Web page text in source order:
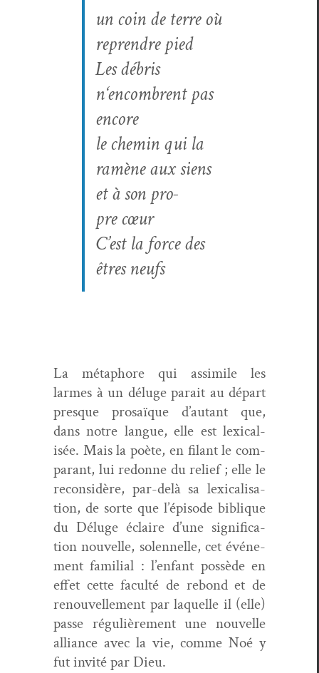
un coin de terre où
repren­dre pied
Les débris
n‘encombrent pas
encore
le chemin qui la
ramène aux siens
et à son pro­
pre cœur
C’est la force des
êtres neufs
La métaphore qui assim­i­le les
larmes à un déluge parait au départ
presque prosaïque d’autant que,
dans notre langue, elle est lex­i­cal­
isée. Mais la poète, en filant le com­
para­nt, lui redonne du relief ; elle le
recon­sid­ère, par-delà sa lex­i­cal­i­sa­
tion, de sorte que l’épisode biblique
du Déluge éclaire d’une sig­ni­fi­ca­
tion nou­velle, solen­nelle, cet événe­
ment famil­ial : l’enfant pos­sède en
effet cette fac­ulté de rebond et de
renou­velle­ment par laque­lle il (elle)
passe régulière­ment une nou­velle
alliance avec la vie, comme Noé y
fut invité par Dieu.